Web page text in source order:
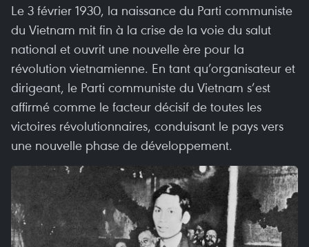
Le 3 février 1930, la naissance du Parti communiste
du Vietnam mit fin à la crise de la voie du salut
national et ouvrit une nouvelle ère pour la
révolution vietnamienne. En tant qu’organisateur et
dirigeant, le Parti communiste du Vietnam s’est
affirmé comme le facteur décisif de toutes les
victoires révolutionnaires, conduisant le pays vers
une nouvelle phase de développement.